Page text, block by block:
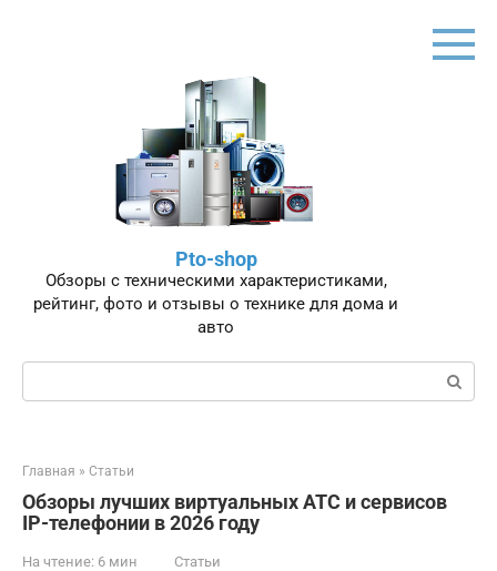
Pto-shop
Обзоры с техническими характеристиками,
рейтинг, фото и отзывы о технике для дома и
авто
Поиск:
Главная » Статьи
Обзоры лучших виртуальных АТС и сервисов
IP-телефонии в 2026 году
На чтение: 6 мин Статьи